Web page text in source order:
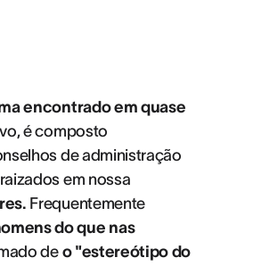
encontrado em quase
é composto
de administração
em nossa
Frequentemente
do que nas
deo "estereótipo do